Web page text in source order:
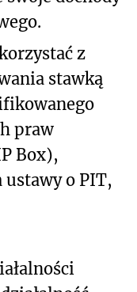
z
stawką
praw
Box),
ustawy o PIT,